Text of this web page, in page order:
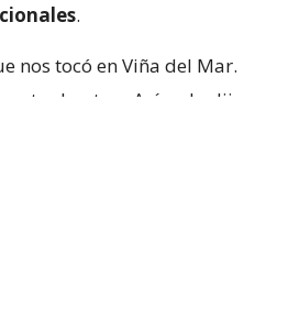
.
nos tocó en Viña del Mar.
chantas
. Así yo lo dije.